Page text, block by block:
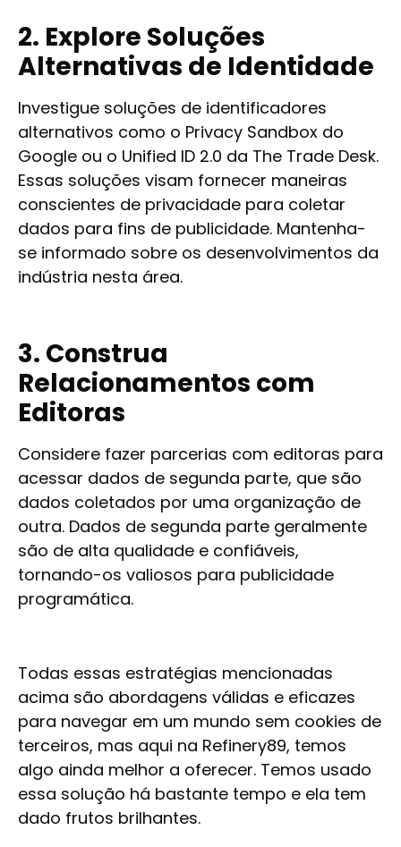
2. Explore Soluções
Alternativas de Identidade
Investigue soluções de identificadores
alternativos como o Privacy Sandbox do
Google ou o Unified ID 2.0 da The Trade Desk.
Essas soluções visam fornecer maneiras
conscientes de privacidade para coletar
dados para fins de publicidade. Mantenha-
se informado sobre os desenvolvimentos da
indústria nesta área.
3. Construa
Relacionamentos com
Editoras
Considere fazer parcerias com editoras para
acessar dados de segunda parte, que são
dados coletados por uma organização de
outra. Dados de segunda parte geralmente
são de alta qualidade e confiáveis,
tornando-os valiosos para publicidade
programática.
Todas essas estratégias mencionadas
acima são abordagens válidas e eficazes
para navegar em um mundo sem cookies de
terceiros, mas aqui na Refinery89, temos
algo ainda melhor a oferecer. Temos usado
essa solução há bastante tempo e ela tem
dado frutos brilhantes.